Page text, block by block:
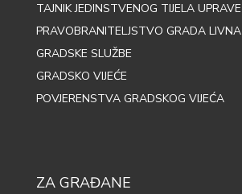
TAJNIK JEDINSTVENOG TIJELA UPRAVE
PRAVOBRANITELJSTVO GRADA LIVNA
GRADSKE SLUŽBE
GRADSKO VIJEĆE
POVJERENSTVA GRADSKOG VIJEĆA
ZA GRAĐANE